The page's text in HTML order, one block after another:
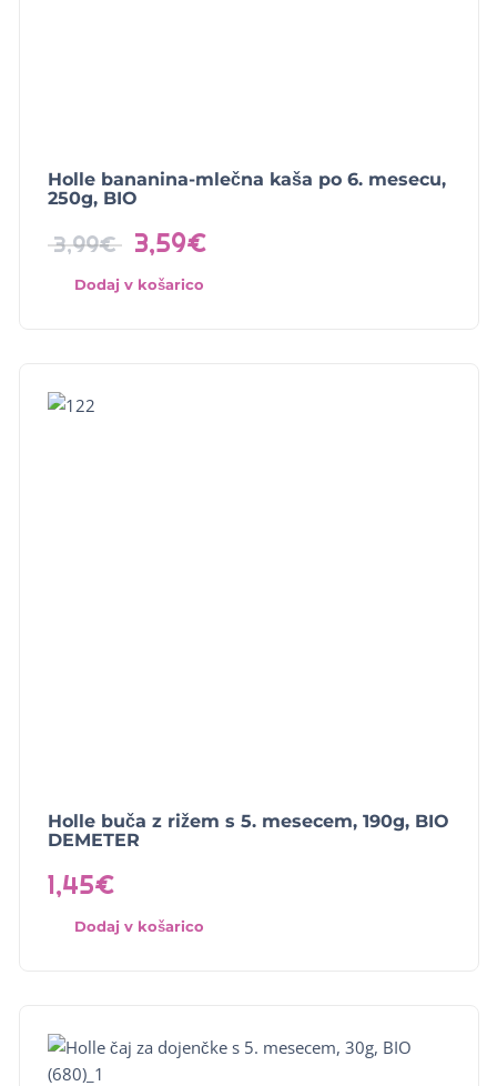
Holle bananina-mlečna kaša po 6. mesecu,
250g, BIO
3,99€ 3,59€
Dodaj v košarico
Holle buča z rižem s 5. mesecem, 190g, BIO
DEMETER
1,45€
Dodaj v košarico